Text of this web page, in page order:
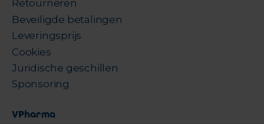
Retourneren
Beveiligde betalingen
Leveringsprijs
Cookies
Juridische geschillen
Sponsoring
VPharma